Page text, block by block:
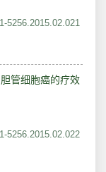
5256.2015.02.021
管细胞癌的疗效
5256.2015.02.022